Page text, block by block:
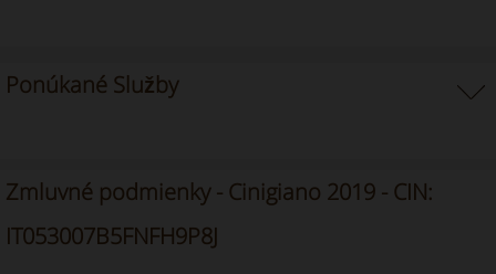
Ponúkané Služby
Zmluvné podmienky - Cinigiano 2019 - CIN:
IT053007B5FNFH9P8J